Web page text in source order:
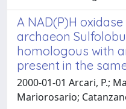
A NAD(P)H
archaeon
homologous with
present in the
2000-01-01 Arcari, P.;
Mariorosario;